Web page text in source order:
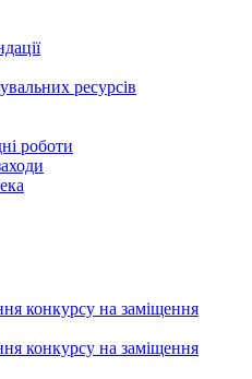
ресурсів
роботи
на заміщення
на заміщення